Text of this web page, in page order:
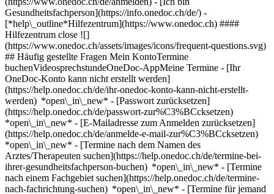
Gesundheitsfachperson](https://info.onedoc.ch/de/) -
[*help\_outline*Hilfezentrum](https://www.onedoc.ch) ####
Hilfezentrum close ![]
(https://www.onedoc.ch/assets/images/icons/frequent-questions.svg)
## Häufig gestellte Fragen Mein KontoTermine
buchenVideosprechstundeOneDoc-AppMeine Termine - [Ihr
OneDoc-Konto kann nicht erstellt werden]
(https://help.onedoc.ch/de/ihr-onedoc-konto-kann-nicht-erstellt-
werden) *open\_in\_new* - [Passwort zurücksetzen]
(https://help.onedoc.ch/de/passwort-zur%C3%BCcksetzen)
*open\_in\_new* - [E-Mailadresse zum Anmelden zurücksetzen]
(https://help.onedoc.ch/de/anmelde-e-mail-zur%C3%BCcksetzen)
*open\_in\_new* - [Termine nach dem Namen des
Arztes/Therapeuten suchen](https://help.onedoc.ch/de/termine-bei-
ihrer-gesundheitsfachperson-buchen) *open\_in\_new* - [Termine
nach einem Fachgebiet suchen](https://help.onedoc.ch/de/termine-
nach-fachrichtung-suchen) *open\_in\_new* - [Termine für jemand